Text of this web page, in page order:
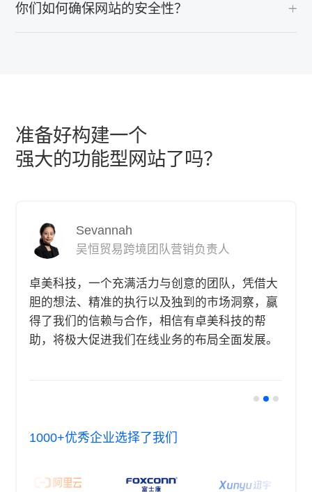
你们如何确保网站的安全性？
准备好构建一个
强大的功能型网站了吗？
刘世超
溪木源创始人
卓美科技令人印象深刻的公司，此次携手合作帮
助我们公司用AI创意增效，从项目启动的精心筹
备到执行过程的严谨把控，再到成果的圆满交
付，公司始终秉持客户至上的原则，尽心尽力满
张甫
中国地区品牌推广负责人
卓美科技是一家总能带来惊喜的合作伙伴，此次
携手共进的过程令人十分满意。无论是前期的创
意提案，还是项目执行中的紧密配合，再到最终
成果的精彩呈现，卓美科技团队始终以客户为中
Sevannah
吴恒贸易跨境团队营销负责人
卓美科技，一个充满活力与创意的团队，凭借大
胆的想法、精准的执行以及独到的市场洞察，赢
得了我们的信赖与合作，相信有卓美科技的帮
助，将极大促进我们在线业务的布局全面发展。
刘世超
溪木源创始人
张甫
中国地区品牌推广负责人
1000+优秀企业选择了我们